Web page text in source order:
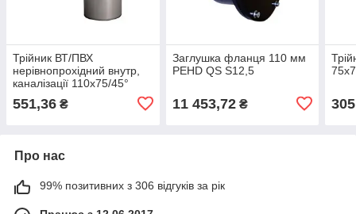
Трійник ВТ/ПВХ
нерівнопрохідний внутр,
каналізації 110x75/45°
551,36 ₴
Заглушка фланця 110 мм
PEHD QS S12,5
11 453,72₴
Про нас
99% позитивних з 306 відгуків за рік